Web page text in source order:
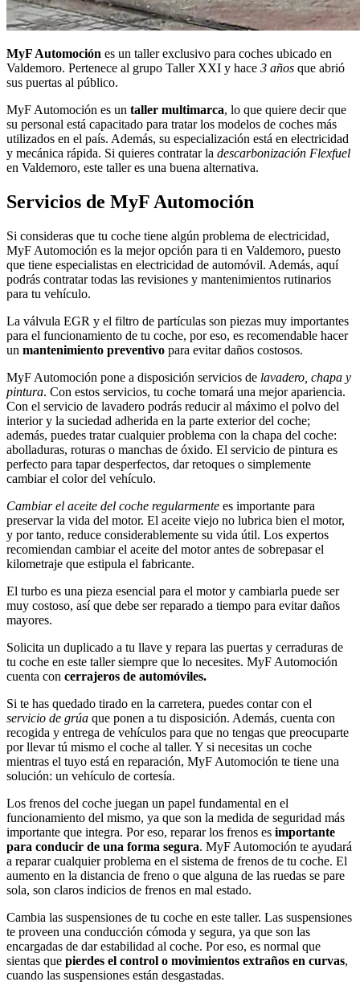
MyF Automoción es un taller exclusivo para coches ubicado en
Valdemoro. Pertenece al grupo Taller XXI y hace 3 años que abrió
sus puertas al público.
MyF Automoción es un taller multimarca, lo que quiere decir que
su personal está capacitado para tratar los modelos de coches más
utilizados en el país. Además, su especialización está en electricidad
y mecánica rápida. Si quieres contratar la descarbonización Flexfuel
en Valdemoro, este taller es una buena alternativa.
Servicios de MyF Automoción
Si consideras que tu coche tiene algún problema de electricidad,
MyF Automoción es la mejor opción para ti en Valdemoro, puesto
que tiene especialistas en electricidad de automóvil. Además, aquí
podrás contratar todas las revisiones y mantenimientos rutinarios
para tu vehículo.
La válvula EGR y el filtro de partículas son piezas muy importantes
para el funcionamiento de tu coche, por eso, es recomendable hacer
un mantenimiento preventivo para evitar daños costosos.
MyF Automoción pone a disposición servicios de lavadero, chapa y
pintura. Con estos servicios, tu coche tomará una mejor apariencia.
Con el servicio de lavadero podrás reducir al máximo el polvo del
interior y la suciedad adherida en la parte exterior del coche;
además, puedes tratar cualquier problema con la chapa del coche:
abolladuras, roturas o manchas de óxido. El servicio de pintura es
perfecto para tapar desperfectos, dar retoques o simplemente
cambiar el color del vehículo.
Cambiar el aceite del coche regularmente es importante para
preservar la vida del motor. El aceite viejo no lubrica bien el motor,
y por tanto, reduce considerablemente su vida útil. Los expertos
recomiendan cambiar el aceite del motor antes de sobrepasar el
kilometraje que estipula el fabricante.
El turbo es una pieza esencial para el motor y cambiarla puede ser
muy costoso, así que debe ser reparado a tiempo para evitar daños
mayores.
Solicita un duplicado a tu llave y repara las puertas y cerraduras de
tu coche en este taller siempre que lo necesites. MyF Automoción
cuenta con cerrajeros de automóviles.
Si te has quedado tirado en la carretera, puedes contar con el
servicio de grúa que ponen a tu disposición. Además, cuenta con
recogida y entrega de vehículos para que no tengas que preocuparte
por llevar tú mismo el coche al taller. Y si necesitas un coche
mientras el tuyo está en reparación, MyF Automoción te tiene una
solución: un vehículo de cortesía.
Los frenos del coche juegan un papel fundamental en el
funcionamiento del mismo, ya que son la medida de seguridad más
importante que integra. Por eso, reparar los frenos es importante
para conducir de una forma segura. MyF Automoción te ayudará
a reparar cualquier problema en el sistema de frenos de tu coche. El
aumento en la distancia de freno o que alguna de las ruedas se pare
sola, son claros indicios de frenos en mal estado.
Cambia las suspensiones de tu coche en este taller. Las suspensiones
te proveen una conducción cómoda y segura, ya que son las
encargadas de dar estabilidad al coche. Por eso, es normal que
sientas que pierdes el control o movimientos extraños en curvas,
cuando las suspensiones están desgastadas.